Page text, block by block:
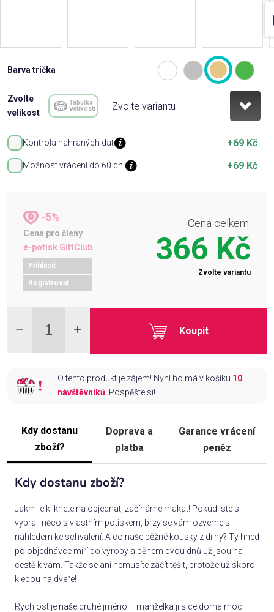
Barva trička
Zvolte
velikost
Tabulka
velikostí
Kontrola nahraných dat +69 Kč
Možnost vrácení do 60 dní +69 Kč
-5%
Cena pro členy
e-potisk GiftClub
Přihlásit
Registrovat
Cena celkem:
366 Kč
Zvolte variantu
Koupit
O tento produkt je zájem! Nyní ho má v košíku 10
návštěvníků. Pospěšte si!
Kdy dostanu
zboží?
Doprava a
platba
Garance vrácení
peněz
Kdy dostanu zboží?
Jakmile kliknete na objednat, začínáme makat! Pokud jste si
vybrali něco s vlastním potiskem, brzy se vám ozveme s
náhledem ke schválení. A co naše běžné kousky z dílny? Ty hned
po objednávce míří do výroby a během dvou dnů už jsou na
cestě k vám. Takže se ani nemusíte začít těšit, protože už skoro
klepou na dveře!
Rychlost je naše druhé jméno – manželka ji sice doma moc